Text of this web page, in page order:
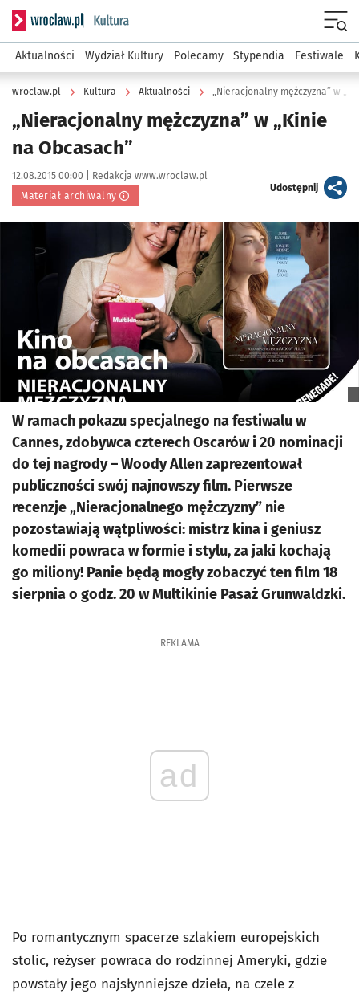
Serwis informacyjny wroclaw.pl podserwis: Kultura
Aktualności Wydział Kultury Polecamy Stypendia Festiwale
wroclaw.pl Kultura Aktualności „Nieracjonalny mężczyzna” w
„Nieracjonalny mężczyzna” w „Kinie
na Obcasach”
Data publikacji:
12.08.2015 00:00 | Autor:
Redakcja www.wroclaw.pl
Materiał archiwalny
Udostępnijartykuł
Kliknij, aby powiększyć
W ramach pokazu specjalnego na festiwalu w
Cannes, zdobywca czterech Oscarów i 20 nominacji
do tej nagrody – Woody Allen zaprezentował
publiczności swój najnowszy film. Pierwsze
recenzje „Nieracjonalnego mężczyzny” nie
pozostawiają wątpliwości: mistrz kina i geniusz
komedii powraca w formie i stylu, za jaki kochają
go miliony! Panie będą mogły zobaczyć ten film 18
sierpnia o godz. 20 w Multikinie Pasaż Grunwaldzki.
REKLAMA
ad
Po romantycznym spacerze szlakiem europejskich
stolic, reżyser powraca do rodzinnej Ameryki, gdzie
powstały jego najsłynniejsze dzieła, na czele z